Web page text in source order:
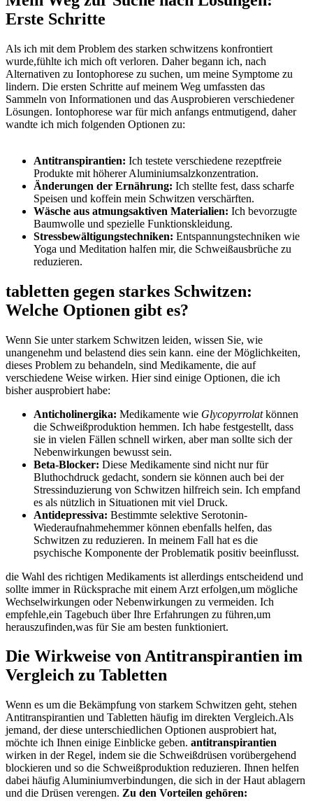
Erste Schritte
Als ich‌ mit ⁤dem‍ Problem des ⁤starken schwitzens konfrontiert
wurde,fühlte ⁢ich​ mich oft verloren. Daher ⁢begann ich, nach
Alternativen zu‍ Iontophorese ‍zu suchen, ⁣um meine⁣ Symptome ⁤zu
lindern. Die ersten Schritte auf meinem Weg umfassten das
Sammeln von Informationen und das Ausprobieren verschiedener
Lösungen. Iontophorese⁢ war für mich anfangs entmutigend, ⁤daher
wandte ich mich⁣ folgenden Optionen zu:
Antitranspirantien: Ich testete ‌verschiedene rezeptfreie
Produkte mit höherer Aluminiumsalzkonzentration.
Änderungen der Ernährung: Ich ‍stellte fest, dass scharfe ​
Speisen und‍ koffein mein Schwitzen verschärften.
Wäsche aus atmungsaktiven Materialien: ‌Ich bevorzugte
Baumwolle und spezielle Funktionskleidung.
Stressbewältigungstechniken: Entspannungstechniken​ wie
Yoga und Meditation‍ halfen⁣ mir,⁤ die⁤ Schweißausbrüche zu⁣
reduzieren.
tabletten ⁤gegen⁣ starkes Schwitzen:
Welche‍ Optionen gibt es?
Wenn Sie unter starkem​ Schwitzen leiden, wissen Sie, wie
unangenehm und belastend dies sein kann.​ eine der Möglichkeiten,
dieses Problem zu behandeln, sind Medikamente, die ⁤auf
verschiedene​ Weise⁣ wirken. Hier sind einige‌ Optionen, die ich
‍bisher⁤ ausprobiert⁤ habe:
Anticholinergika: Medikamente wie Glycopyrrolat‌können
die Schweißproduktion⁣ hemmen. Ich habe festgestellt, dass
sie‍ in vielen Fällen schnell wirken,‌ aber man sollte sich ‍der
Nebenwirkungen bewusst sein.
Beta-Blocker: ​Diese Medikamente sind ​nicht nur für​
Bluthochdruck gedacht, sondern sie⁣ können auch bei der
Stressinduzierung ⁤von Schwitzen hilfreich sein. Ich empfand
es​ als nützlich in‍ Situationen mit viel Druck.
Antidepressiva: Bestimmte ‍selektive ⁤Serotonin-
Wiederaufnahmehemmer ‍können ebenfalls helfen,⁢ das
Schwitzen zu ⁤reduzieren. In meinem Fall hat⁤ es die
psychische Komponente der Problematik⁣ positiv beeinflusst.
die​ Wahl des richtigen Medikaments ist‌ allerdings entscheidend und
sollte immer in ⁢Rücksprache ‍mit einem Arzt erfolgen,um ⁤mögliche
Wechselwirkungen oder Nebenwirkungen zu vermeiden. Ich
empfehle,ein ⁣Tagebuch über​ Ihre Erfahrungen​ zu⁤ führen,um⁢
herauszufinden,was‌ für Sie am besten funktioniert.
Die‍ Wirkweise⁣ von Antitranspirantien im ​
Vergleich zu‌ Tabletten
Wenn ‍es um die ​Bekämpfung von starkem Schwitzen geht, stehen​
Antitranspirantien ⁤und ⁢Tabletten⁣ häufig im direkten Vergleich.Als
jemand, der diese unterschiedlichen Optionen ausprobiert hat,
‍möchte ich Ihnen einige Einblicke geben. antitranspirantien
wirken in​ der Regel, indem sie die ‍Schweißdrüsen‌ vorübergehend
blockieren und so die⁢ Schweißproduktion reduzieren.⁣ Ihnen​ helfen
dabei häufig Aluminiumverbindungen, die ⁢sich ‌in ​der‌ Haut ablagern⁤
und die⁣ Drüsen​ verengen. Zu den‌ Vorteilen ‍gehören: